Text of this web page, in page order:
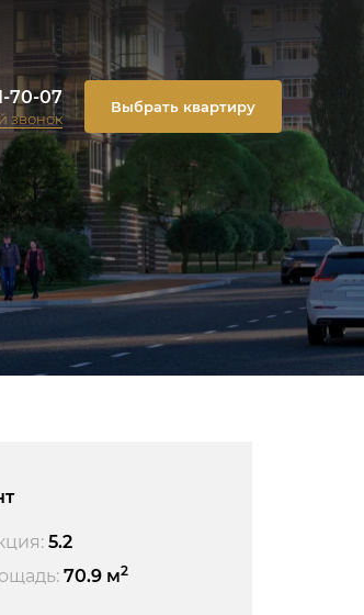
70-07
звонок
Выбрать квартиру
5.2
70.9 м2